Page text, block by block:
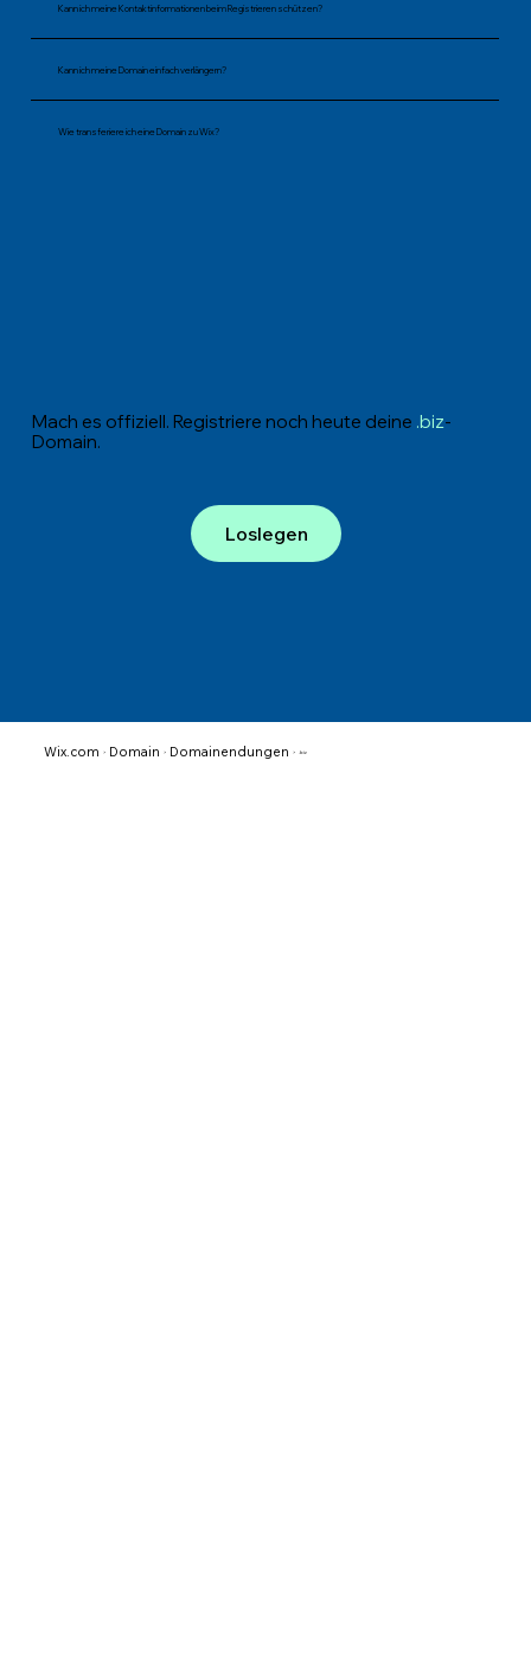
Kann ich meine Kontaktinformationen beim Registrieren schützen?
Kann ich meine Domain einfach verlängern?
Wie transferiere ich eine Domain zu Wix?
Mach es offiziell. Registriere noch heute deine .biz-
Domain.
Loslegen
Wix.com > Domain > Domainendungen > .biz